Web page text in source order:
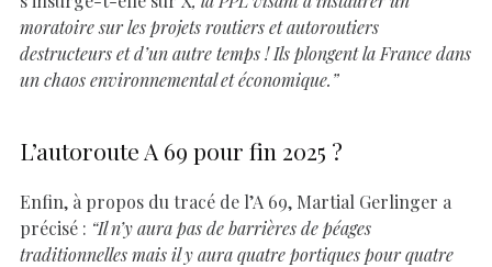
moratoire sur les projets routiers et autoroutiers
destructeurs et d’un autre temps ! Ils plongent la France dans
un chaos environnemental et économique.”
L’autoroute A 69 pour fin 2025 ?
Enfin, à propos du tracé de l’A 69, Martial Gerlinger a
précisé : “Il n’y aura pas de barrières de péages
traditionnelles mais il y aura quatre portiques pour quatre